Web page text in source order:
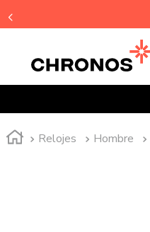
Relojes Hombre